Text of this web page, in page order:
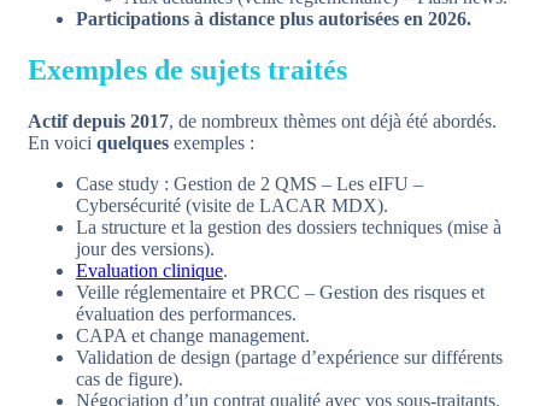
Participations à distance plus autorisées en 2026.
Exemples de sujets traités
Actif depuis 2017, de nombreux thèmes ont déjà été abordés.
En voici quelques exemples :
Case study : Gestion de 2 QMS – Les eIFU –
Cybersécurité (visite de LACAR MDX).
La structure et la gestion des dossiers techniques (mise à
jour des versions).
Evaluation clinique.
Veille réglementaire et PRCC – Gestion des risques et
évaluation des performances.
CAPA et change management.
Validation de design (partage d’expérience sur différents
cas de figure).
Négociation d’un contrat qualité avec vos sous-traitants.